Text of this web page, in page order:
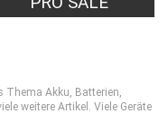
Thema Akku, Batterien,
weitere Artikel. Viele Geräte